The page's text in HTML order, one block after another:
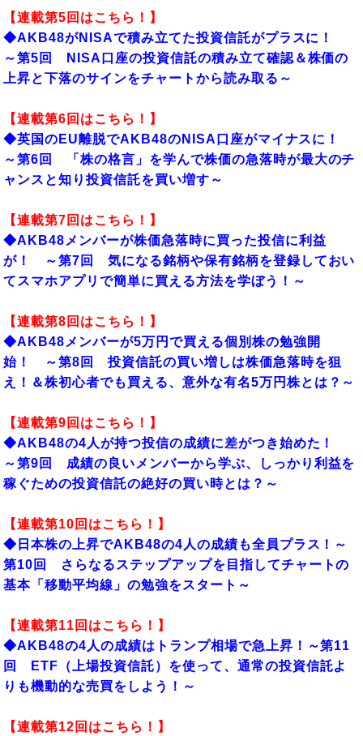
【連載第5回はこちら！】
◆AKB48がNISAで積み立てた投資信託がプラスに！
～第5回 NISA口座の投資信託の積み立て確認＆株価の
上昇と下落のサインをチャートから読み取る～
【連載第6回はこちら！】
◆英国のEU離脱でAKB48のNISA口座がマイナスに！
～第6回 「株の格言」を学んで株価の急落時が最大のチ
ャンスと知り投資信託を買い増す～
【連載第7 回はこちら！】
◆AKB48メンバーが株価急落時に買った投信に利益
が！ ～第7回 気になる銘柄や保有銘柄を登録しておい
てスマホアプリで簡単に買える方法を学ぼう！～
【連載第8 回はこちら！】
◆AKB48メンバーが5万円で買える個別株の勉強開
始！ ～第8回 投資信託の買い増しは株価急落時を狙
え！＆株初心者でも買える、意外な有名5万円株とは？～
【連載第9 回はこちら！】
◆AKB48の4人が持つ投信の成績に差がつき始めた！
～第9回 成績の良いメンバーから学ぶ、しっかり利益を
稼ぐための投資信託の絶好の買い時とは？～
【連載第10 回はこちら！】
◆ 日本株の上昇でAKB48の4人の成績も全員プラス！～
第10回 さらなるステップアップを目指してチャートの
基本「移動平均線」の勉強をスタート～
【連載第11回はこちら！】
◆AKB48の4人の成績はトランプ相場で急上昇！～第11
回 ETF（上場投資信託）を使って、通常の投資信託よ
りも機動的な売買をしよう！～
【連載第12回はこちら！】